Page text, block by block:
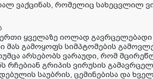
ვაქცინას, რომელიც სახეცვლილ
ყველაზე იოლად გავრცელებადი
მას გამოყოფს სიმპტომების
არსებობს ვარაუდი, რომ
რჩებიან გრიპის ვირუსის
საუბრის, ცემინებისა და